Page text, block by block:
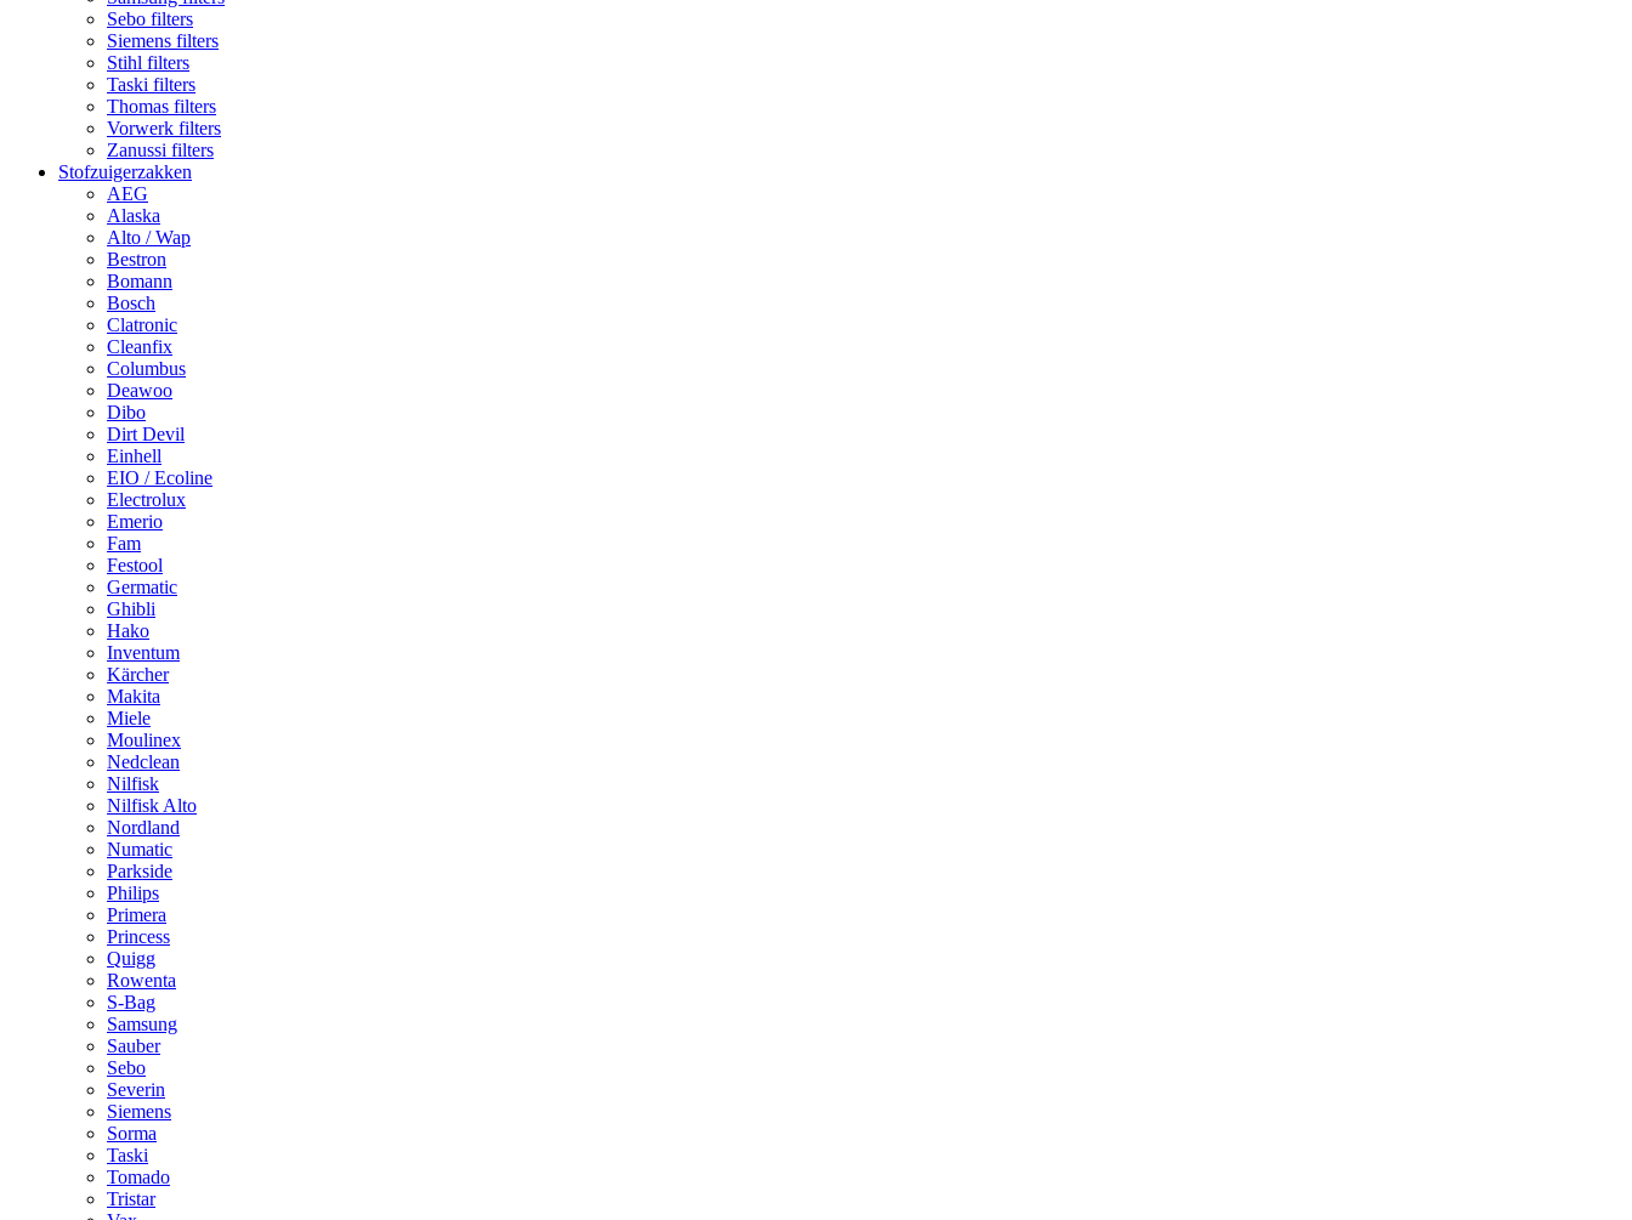
Sebo filters
Siemens filters
Stihl filters
Taski filters
Thomas filters
Vorwerk filters
Zanussi filters
Stofzuigerzakken
AEG
Alaska
Alto / Wap
Bestron
Bomann
Bosch
Clatronic
Cleanfix
Columbus
Deawoo
Dibo
Dirt Devil
Einhell
EIO / Ecoline
Electrolux
Emerio
Fam
Festool
Germatic
Ghibli
Hako
Inventum
Kärcher
Makita
Miele
Moulinex
Nedclean
Nilfisk
Nilfisk Alto
Nordland
Numatic
Parkside
Philips
Primera
Princess
Quigg
Rowenta
S-Bag
Samsung
Sauber
Sebo
Severin
Siemens
Sorma
Taski
Tomado
Tristar